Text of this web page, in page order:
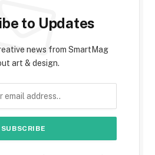
to Updates
news from SmartMag
art & design.